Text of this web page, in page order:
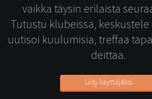
vaikka täysin erilaista
Tutustu klubeissa,
uutisoi kuulumisia, treffaa
deittaa.
Liity käyttäjäksi